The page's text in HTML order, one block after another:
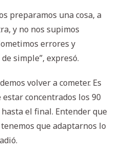
preparamos una cosa, a
y no nos supimos
errores y
simple”, expresó.
volver a cometer. Es
concentrados los 90
el final. Entender que
que adaptarnos lo